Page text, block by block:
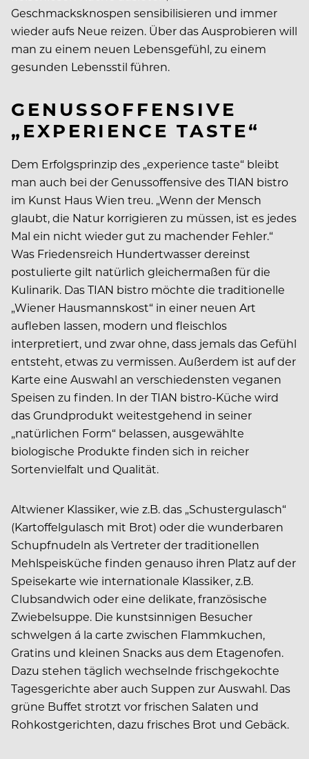
Geschmacksknospen sensibilisieren und immer
wieder aufs Neue reizen. Über das Ausprobieren will
man zu einem neuen Lebensgefühl, zu einem
gesunden Lebensstil führen.
GENUSSOFFENSIVE
„EXPERIENCE TASTE“
Dem Erfolgsprinzip des „experience taste“ bleibt
man auch bei der Genussoffensive des TIAN bistro
im Kunst Haus Wien treu. „Wenn der Mensch
glaubt, die Natur korrigieren zu müssen, ist es jedes
Mal ein nicht wieder gut zu machender Fehler.“
Was Friedensreich Hundertwasser dereinst
postulierte gilt natürlich gleichermaßen für die
Kulinarik. Das TIAN bistro möchte die traditionelle
„Wiener Hausmannskost“ in einer neuen Art
aufleben lassen, modern und fleischlos
interpretiert, und zwar ohne, dass jemals das Gefühl
entsteht, etwas zu vermissen. Außerdem ist auf der
Karte eine Auswahl an verschiedensten veganen
Speisen zu finden. In der TIAN bistro-Küche wird
das Grundprodukt weitestgehend in seiner
„natürlichen Form“ belassen, ausgewählte
biologische Produkte finden sich in reicher
Sortenvielfalt und Qualität.
Altwiener Klassiker, wie z.B. das „Schustergulasch“
(Kartoffelgulasch mit Brot) oder die wunderbaren
Schupfnudeln als Vertreter der traditionellen
Mehlspeisküche finden genauso ihren Platz auf der
Speisekarte wie internationale Klassiker, z.B.
Clubsandwich oder eine delikate, französische
Zwiebelsuppe. Die kunstsinnigen Besucher
schwelgen á la carte zwischen Flammkuchen,
Gratins und kleinen Snacks aus dem Etagenofen.
Dazu stehen täglich wechselnde frischgekochte
Tagesgerichte aber auch Suppen zur Auswahl. Das
grüne Buffet strotzt vor frischen Salaten und
Rohkostgerichten, dazu frisches Brot und Gebäck.